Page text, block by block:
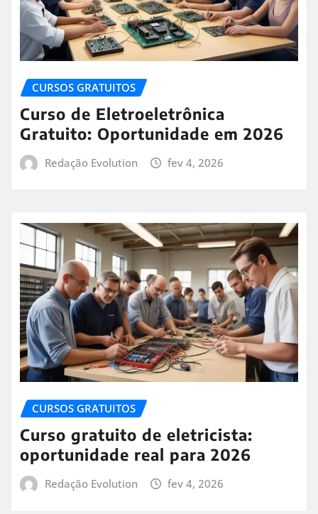
CURSOS GRATUITOS
Curso de Eletroeletrônica
Gratuito: Oportunidade em 2026
Redação Evolution fev 4, 2026
CURSOS GRATUITOS
Curso gratuito de eletricista:
oportunidade real para 2026
Redação Evolution fev 4, 2026